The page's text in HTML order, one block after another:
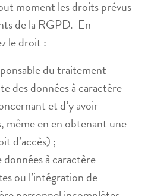
moment les droits prévus
de la RGPD. En
le droit :
du traitement
des données à caractère
et d’y avoir
même en en obtenant une
d’accès) ;
à caractère
ou l’intégration de